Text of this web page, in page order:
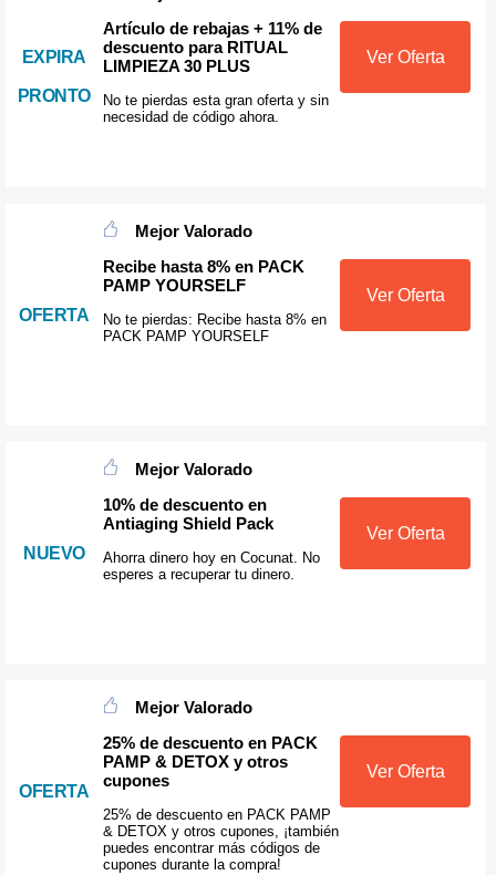
EXPIRA
PRONTO
Artículo de rebajas + 11% de
descuento para RITUAL
LIMPIEZA 30 PLUS
No te pierdas esta gran oferta y sin
necesidad de código ahora.
Ver Oferta
OFERTA
Mejor Valorado
Recibe hasta 8% en PACK
PAMP YOURSELF
No te pierdas: Recibe hasta 8% en
PACK PAMP YOURSELF
Ver Oferta
NUEVO
Mejor Valorado
10% de descuento en
Antiaging Shield Pack
Ahorra dinero hoy en Cocunat. No
esperes a recuperar tu dinero.
Ver Oferta
OFERTA
Mejor Valorado
25% de descuento en PACK
PAMP & DETOX y otros
cupones
25% de descuento en PACK PAMP
& DETOX y otros cupones, ¡también
puedes encontrar más códigos de
cupones durante la compra!
Ver Oferta